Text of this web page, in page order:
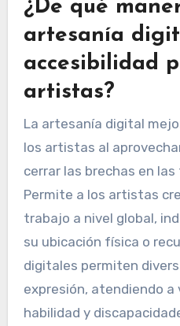
¿De qué
artesanía
accesibilidad
artistas?
La artesanía digital
los artistas al
cerrar las brechas en
Permite a los artistas
trabajo a nivel global,
su ubicación física o
digitales permiten
expresión, atendiendo a
habilidad y